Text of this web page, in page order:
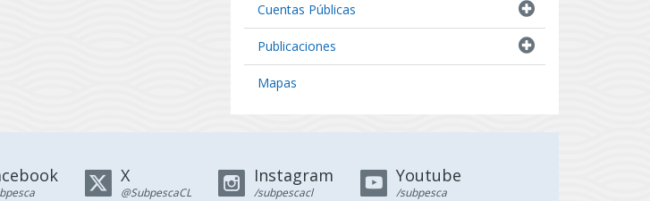
Resultados de Pescas de Investigación
Cuentas Públicas
Publicaciones
Mapas
X
@SubpescaCL
Instagram
/subpescacl
Youtube
/subpesca